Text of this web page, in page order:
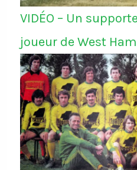
VIDÉO – Un
joueur de West